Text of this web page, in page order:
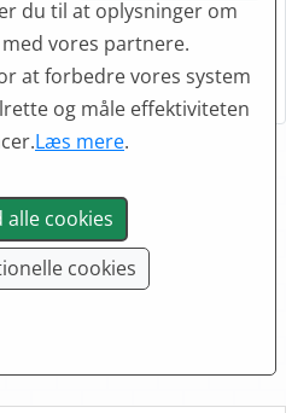
Filter
ved
strand
du til at oplysninger om
vores partnere.
at forbedre vores system
og måle effektiviteten
Læs mere.
alle cookies
cookies